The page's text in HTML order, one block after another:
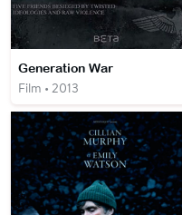
Generation War
Film • 2013